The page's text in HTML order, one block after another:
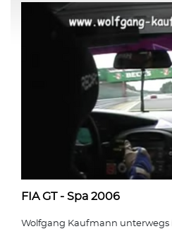
FIA GT - Spa 2006
Wolfgang Kaufmann unterwegs